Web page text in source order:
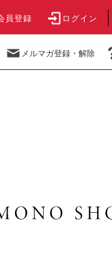
員登録 ログイン
メルマガ登録・解除